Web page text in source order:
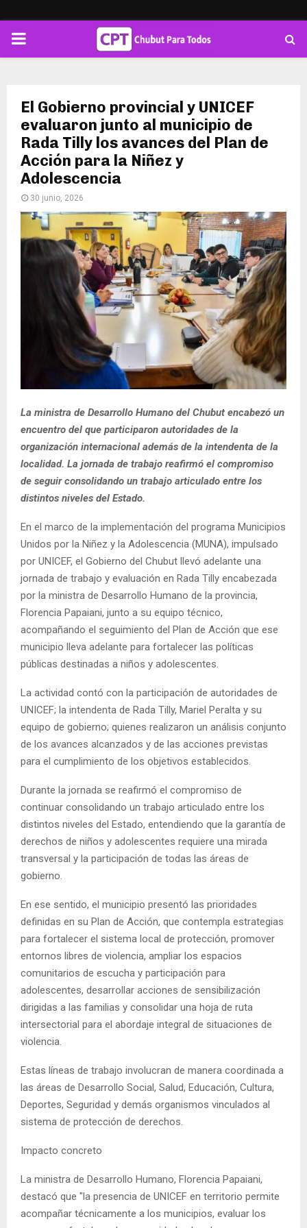
PRIMARY
El Gobierno provincial y UNICEF
evaluaron junto al municipio de
Rada Tilly los avances del Plan de
Acción para la Niñez y
Adolescencia
30 junio, 2026
La ministra de Desarrollo Humano del Chubut encabezó un
encuentro del que participaron autoridades de la
organización internacional además de la intendenta de la
localidad. La jornada de trabajo reafirmó el compromiso
de seguir consolidando un trabajo articulado entre los
distintos niveles del Estado.
En el marco de la implementación del programa Municipios
Unidos por la Niñez y la Adolescencia (MUNA), impulsado
por UNICEF, el Gobierno del Chubut llevó adelante una
jornada de trabajo y evaluación en Rada Tilly encabezada
por la ministra de Desarrollo Humano de la provincia,
Florencia Papaiani, junto a su equipo técnico,
acompañando el seguimiento del Plan de Acción que ese
municipio lleva adelante para fortalecer las políticas
públicas destinadas a niños y adolescentes.
La actividad contó con la participación de autoridades de
UNICEF; la intendenta de Rada Tilly, Mariel Peralta y su
equipo de gobierno; quienes realizaron un análisis conjunto
de los avances alcanzados y de las acciones previstas
para el cumplimiento de los objetivos establecidos.
Durante la jornada se reafirmó el compromiso de
continuar consolidando un trabajo articulado entre los
distintos niveles del Estado, entendiendo que la garantía de
derechos de niños y adolescentes requiere una mirada
transversal y la participación de todas las áreas de
gobierno.
En ese sentido, el municipio presentó las prioridades
definidas en su Plan de Acción, que contempla estrategias
para fortalecer el sistema local de protección, promover
entornos libres de violencia, ampliar los espacios
comunitarios de escucha y participación para
adolescentes, desarrollar acciones de sensibilización
dirigidas a las familias y consolidar una hoja de ruta
intersectorial para el abordaje integral de situaciones de
violencia.
Estas líneas de trabajo involucran de manera coordinada a
las áreas de Desarrollo Social, Salud, Educación, Cultura,
Deportes, Seguridad y demás organismos vinculados al
sistema de protección de derechos.
Impacto concreto
La ministra de Desarrollo Humano, Florencia Papaiani,
destacó que "la presencia de UNICEF en territorio permite
acompañar técnicamente a los municipios, evaluar los